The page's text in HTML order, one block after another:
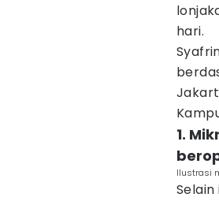
hari.
1.
Ilustrasi